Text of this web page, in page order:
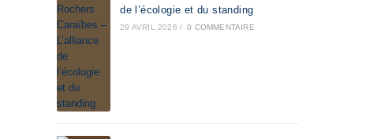
de l’écologie et du standing
29 AVRIL 2026 / 0 COMMENTAIRE